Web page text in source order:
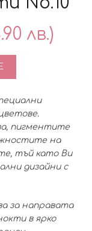
лв.)
(4.90
лв.).
огледален
пигментите
на
тъй като Ви
дизайни с
за направата
в ярко